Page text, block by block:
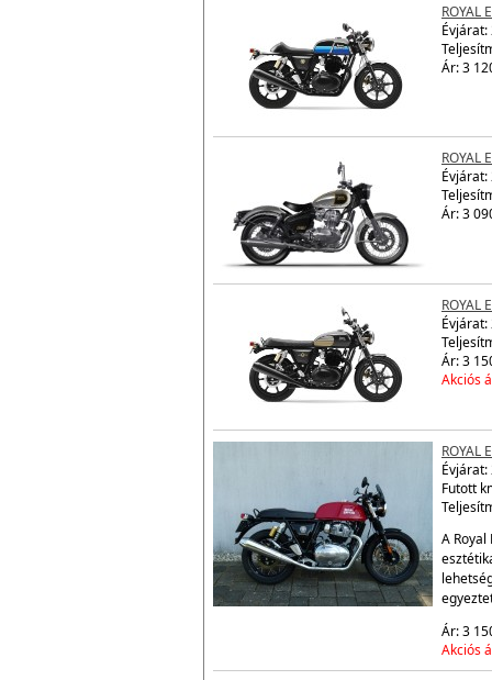
ROYAL
Évjárat:
Ár: 3
ROYAL
Évjárat:
Ár: 3
ROYAL
Évjárat:
Ár: 3
Akciós
ROYAL
Évjárat:
Futott
A
Ár: 3
Akciós